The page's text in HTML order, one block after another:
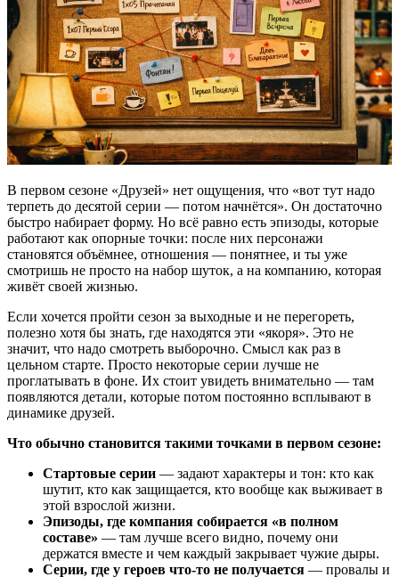
В первом сезоне «Друзей» нет ощущения, что «вот тут надо
терпеть до десятой серии — потом начнётся». Он достаточно
быстро набирает форму. Но всё равно есть эпизоды, которые
работают как опорные точки: после них персонажи
становятся объёмнее, отношения — понятнее, и ты уже
смотришь не просто на набор шуток, а на компанию, которая
живёт своей жизнью.
Если хочется пройти сезон за выходные и не перегореть,
полезно хотя бы знать, где находятся эти «якоря». Это не
значит, что надо смотреть выборочно. Смысл как раз в
цельном старте. Просто некоторые серии лучше не
проглатывать в фоне. Их стоит увидеть внимательно — там
появляются детали, которые потом постоянно всплывают в
динамике друзей.
Что обычно становится такими точками в первом сезоне:
Стартовые серии — задают характеры и тон: кто как
шутит, кто как защищается, кто вообще как выживает в
этой взрослой жизни.
Эпизоды, где компания собирается «в полном
составе» — там лучше всего видно, почему они
держатся вместе и чем каждый закрывает чужие дыры.
Серии, где у героев что-то не получается — провалы и